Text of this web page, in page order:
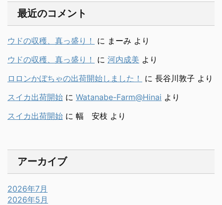
最近のコメント
ウドの収穫、真っ盛り！ に まーみ より
ウドの収穫、真っ盛り！
に 河内成美 より
ロロンかぼちゃの出荷開始しました！
に 長谷川敦子 より
スイカ出荷開始 に Watanabe-Farm@Hinai より
スイカ出荷開始 に 幅 安枝 より
アーカイブ
2026年7月
2026年5月